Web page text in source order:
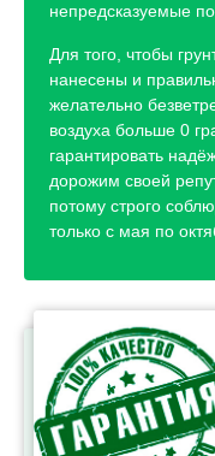
непредсказуемые
Для того, чтобы
нанесены и
желательно
воздуха больше 0
гарантировать
дорожим своей
потому строго
только с мая по